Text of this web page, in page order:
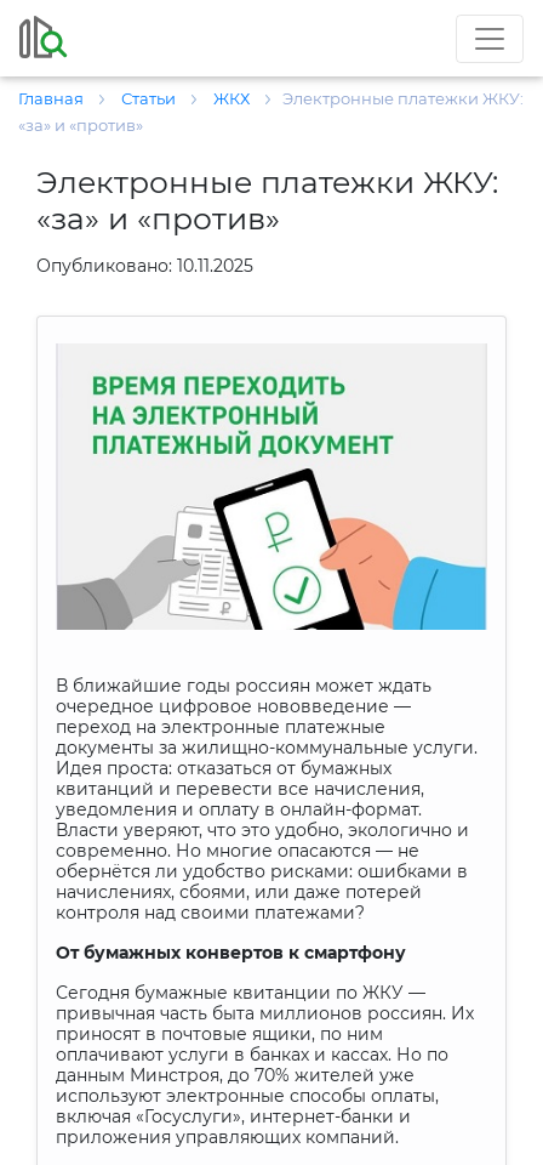
Главная Статьи ЖКХ
Электронные платежки ЖКУ:
«за» и «против»
Электронные платежки ЖКУ:
«за» и «против»
Опубликовано: 10.11.2025
В ближайшие годы россиян может ждать
очередное цифровое нововведение —
переход на электронные платежные
документы за жилищно-коммунальные услуги.
Идея проста: отказаться от бумажных
квитанций и перевести все начисления,
уведомления и оплату в онлайн-формат.
Власти уверяют, что это удобно, экологично и
современно. Но многие опасаются — не
обернётся ли удобство рисками: ошибками в
начислениях, сбоями, или даже потерей
контроля над своими платежами?
От бумажных конвертов к смартфону
Сегодня бумажные квитанции по ЖКУ —
привычная часть быта миллионов россиян. Их
приносят в почтовые ящики, по ним
оплачивают услуги в банках и кассах. Но по
данным Минстроя, до 70% жителей уже
используют электронные способы оплаты,
включая «Госуслуги», интернет-банки и
приложения управляющих компаний.